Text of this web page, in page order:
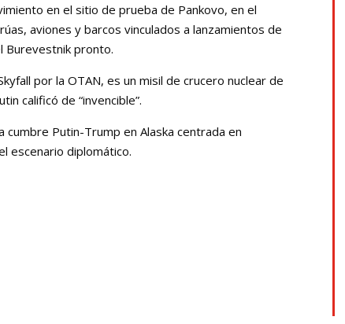
en el sitio de prueba de Pankovo, en el
aviones y barcos vinculados a lanzamientos de
Burevestnik pronto.
por la OTAN, es un misil de crucero nuclear de
calificó de “invencible”.
Putin-Trump en Alaska centrada en
escenario diplomático.